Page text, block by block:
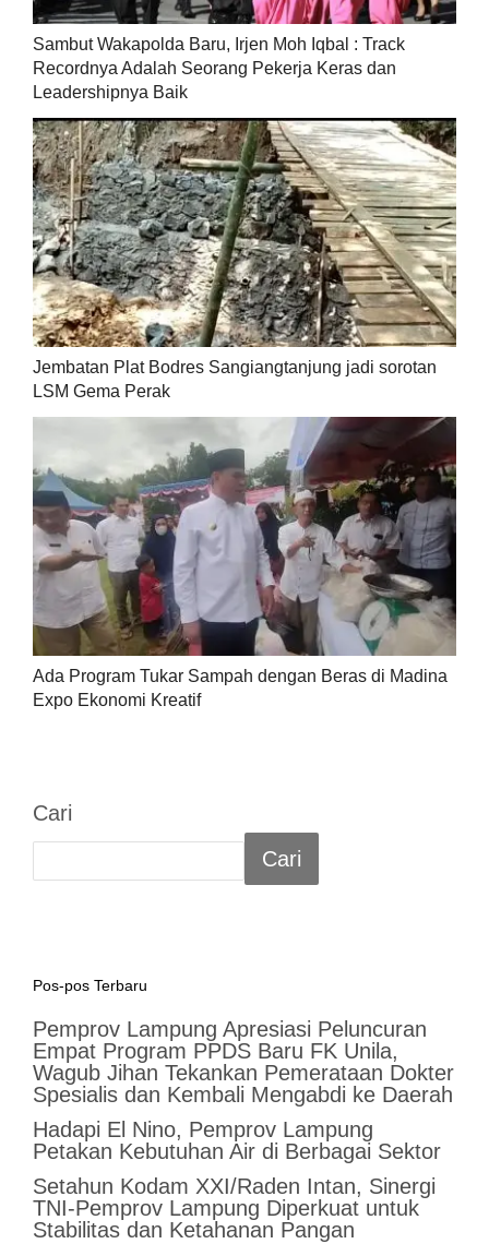
Sambut Wakapolda Baru, Irjen Moh Iqbal : Track
Recordnya Adalah Seorang Pekerja Keras dan
Leadershipnya Baik
Jembatan Plat Bodres Sangiangtanjung jadi sorotan
LSM Gema Perak
Ada Program Tukar Sampah dengan Beras di Madina
Expo Ekonomi Kreatif
Cari
Cari
Pos-pos Terbaru
Pemprov Lampung Apresiasi Peluncuran
Empat Program PPDS Baru FK Unila,
Wagub Jihan Tekankan Pemerataan Dokter
Spesialis dan Kembali Mengabdi ke Daerah
Hadapi El Nino, Pemprov Lampung
Petakan Kebutuhan Air di Berbagai Sektor
Setahun Kodam XXI/Raden Intan, Sinergi
TNI-Pemprov Lampung Diperkuat untuk
Stabilitas dan Ketahanan Pangan